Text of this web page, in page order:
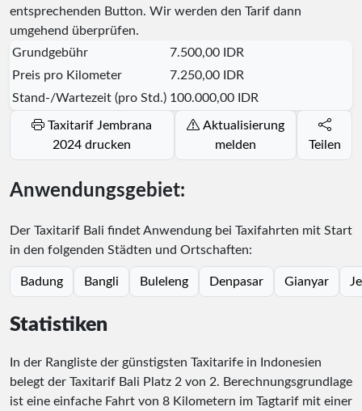
entsprechenden Button. Wir werden den Tarif dann
umgehend überprüfen.
Grundgebühr
7.500,00 IDR
Preis pro Kilometer
7.250,00 IDR
Stand-/Wartezeit (pro Std.) 100.000,00 IDR
Taxitarif Jembrana
2024 drucken
Aktualisierung
melden
Teilen
Anwendungsgebiet:
Der Taxitarif Bali findet Anwendung bei Taxifahrten mit Start
in den folgenden Städten und Ortschaften:
Badung Bangli Buleleng Denpasar Gianyar
Statistiken
In der Rangliste der günstigsten Taxitarife in Indonesien
belegt der Taxitarif Bali Platz 2 von 2. Berechnungsgrundlage
ist eine einfache Fahrt von 8 Kilometern im Tagtarif mit einer